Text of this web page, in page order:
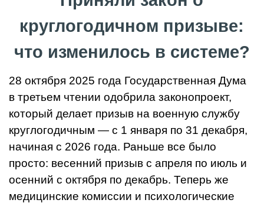
круглогодичном призыве:
что изменилось в системе?
28 октября 2025 года Государственная Дума
в третьем чтении одобрила законопроект,
который делает призыв на военную службу
круглогодичным — с 1 января по 31 декабря,
начиная с 2026 года. Раньше все было
просто: весенний призыв с апреля по июль и
осенний с октября по декабрь. Теперь же
медицинские комиссии и психологические